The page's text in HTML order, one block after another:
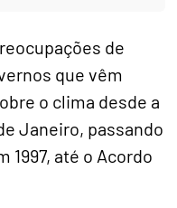
de
que vêm
o clima desde a
Janeiro, passando
1997, até o Acordo